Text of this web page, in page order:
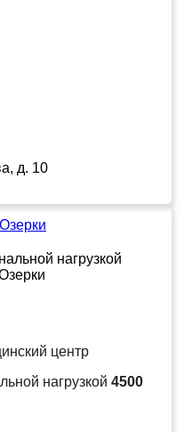
д. 10
центр
нагрузкой 4500